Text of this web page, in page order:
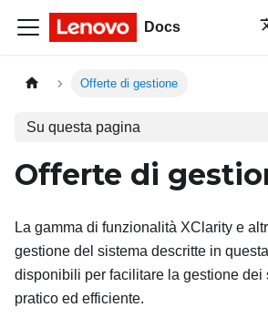
Docs
Offerte di gestione
Su questa pagina
Offerte di
La gamma di funzionalità XClarity e
gestione del sistema descritte in
disponibili per facilitare la gestione dei
pratico ed efficiente.